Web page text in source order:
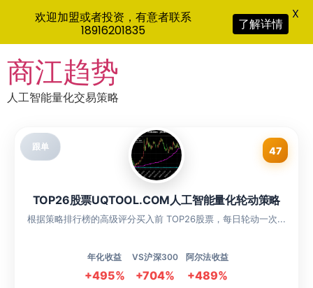
to
content
商江趋势
人工智能量化交易策略
跟单 47
TOP26股票UQTOOL.COM人工智能量化轮动策略
根据策略排行榜的高级评分买入前 TOP26股票，每日轮动一次...
年化收益
+495%
VS沪深300
+704%
阿尔法收益
+489%
欢迎加盟或者投资，有意者联系
18916201835
了解详情
X